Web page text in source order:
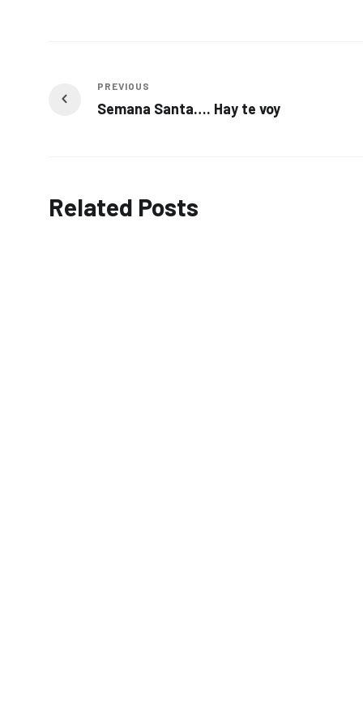
PREVIOUS
Semana Santa…. Hay te voy
Related Posts